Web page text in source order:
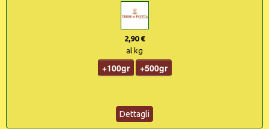
2,90 €
al kg
+100gr +500gr
Dettagli